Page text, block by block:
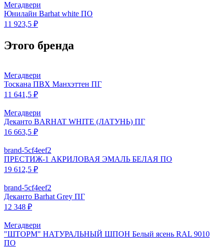
Мегадвери
Юнилайн Barhat white ПО
11 923,5 ₽
Этого бренда
Мегадвери
Тоскана ПВХ Манхэттен ПГ
11 641,5 ₽
Мегадвери
Деканто BARHAT WHITE (ЛАТУНЬ) ПГ
16 663,5 ₽
brand-5cf4eef2
ПРЕСТИЖ-1 АКРИЛОВАЯ ЭМАЛЬ БЕЛАЯ ПО
19 612,5 ₽
brand-5cf4eef2
Деканто Barhat Grey ПГ
12 348 ₽
Мегадвери
"ШТОРМ" НАТУРАЛЬНЫЙ ШПОН Белый ясень RAL 9010
ПО